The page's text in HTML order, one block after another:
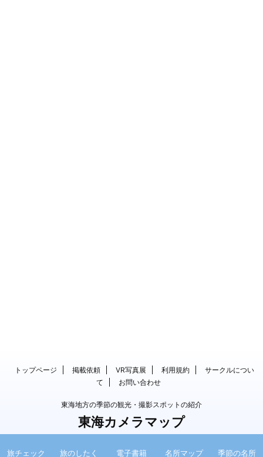
トップページ 掲載依頼 VR写真展 利用規約
サークルについ
て
お問い合わせ
東海地方の季節の観光・撮影スポットの紹介
東海カメラマップ
旅チェック
旅のしたく 電子書籍 名所マップ 季節の名所